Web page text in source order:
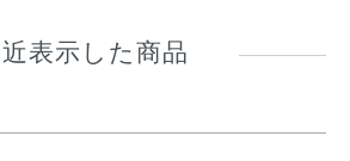
表示した商品